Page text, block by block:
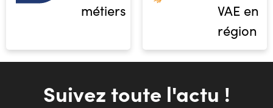
métiers
VAE en
région
Suivez toute l'actu !